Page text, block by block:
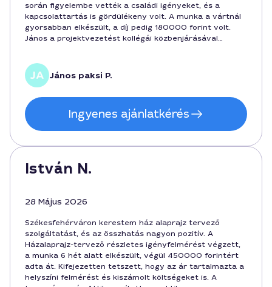
során figyelembe vették a családi igényeket, és a
kapcsolattartás is gördülékeny volt. A munka a vártnál
gyorsabban elkészült, a díj pedig 180000 forint volt.
János a projektvezetést kollégái közbenjárásával
János paksi P.
Ingyenes ajánlatkérés
István N.
28 Május 2026
Székesfehérváron kerestem ház alaprajz tervező
szolgáltatást, és az összhatás nagyon pozitív. A
Házalaprajz-tervező részletes igényfelmérést végzett,
a munka 6 hét alatt elkészült, végül 450000 forintért
adta át. Kifejezetten tetszett, hogy az ár tartalmazta a
helyszíni felmérést és kiszámolt költségeket is. A